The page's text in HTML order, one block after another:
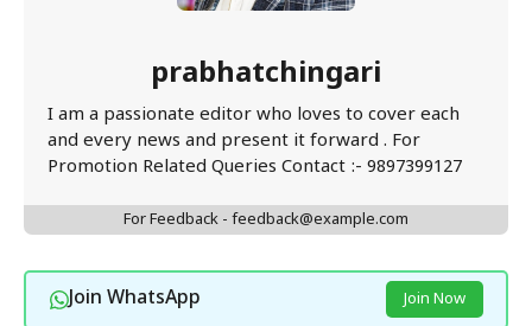
prabhatchingari
I am a passionate editor who loves to cover each
and every news and present it forward . For
Promotion Related Queries Contact :- 9897399127
For Feedback - feedback@example.com
Join WhatsApp Join Now